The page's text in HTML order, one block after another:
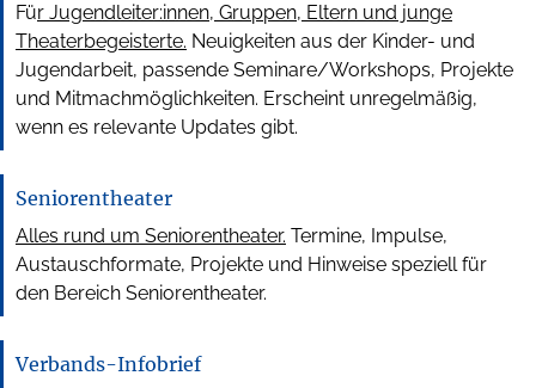
Für Jugendleiter:innen, Gruppen, Eltern und junge
Theaterbegeisterte. Neuigkeiten aus der Kinder- und
Jugendarbeit, passende Seminare/Workshops, Projekte
und Mitmachmöglichkeiten. Erscheint unregelmäßig,
wenn es relevante Updates gibt.
Seniorentheater
Alles rund um Seniorentheater. Termine, Impulse,
Austauschformate, Projekte und Hinweise speziell für
den Bereich Seniorentheater.
Verbands-Infobrief